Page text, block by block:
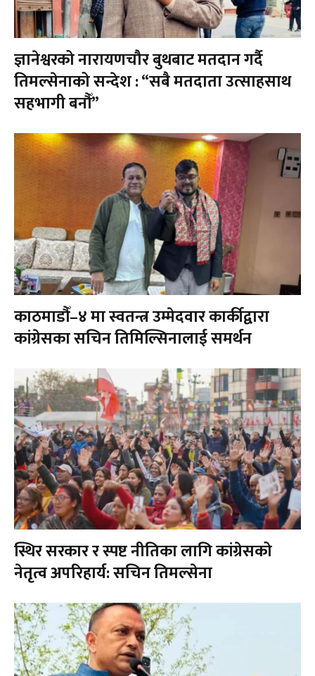
ज्ञानेश्वरको नारायणचौर बुथबाट मतदान गर्दै
तिमल्सेनाको सन्देश : “सबै मतदाता उत्साहसाथ
सहभागी बनौँ”
काठमाडौँ–४ मा स्वतन्त्र उम्मेदवार कार्कीद्वारा
कांग्रेसका सचिन तिमिल्सिनालाई समर्थन
स्थिर सरकार र स्पष्ट नीतिका लागि कांग्रेसको
नेतृत्व अपरिहार्य: सचिन तिमल्सेना